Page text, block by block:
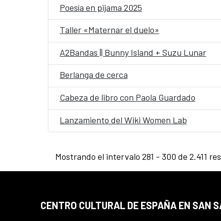
Poesía en pijama 2025
Taller «Maternar el duelo»
A2Bandas || Bunny Island + Suzu Lunar
Berlanga de cerca
Cabeza de libro con Paola Guardado
Lanzamiento del Wiki Women Lab
Mostrando el intervalo 281 - 300 de 2.411
CENTRO CULTURAL DE ESPAÑA EN SAN